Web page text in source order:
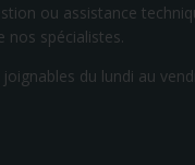
ou assistance
nos spécialistes.
du lundi au